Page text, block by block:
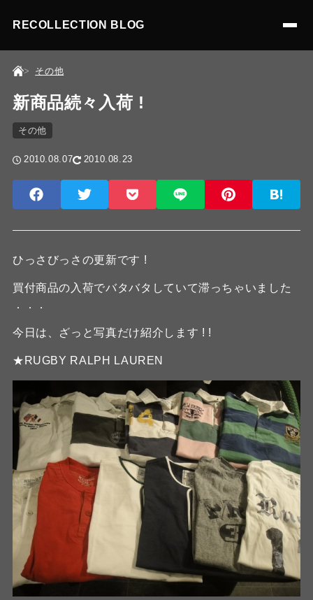
RECOLLECTION BLOG
その他
新商品続々入荷 !
その他
2010.08.07 2010.08.23
ひっさびっさの更新です !
買付商品の入荷でバタバタしていて滞っちゃいました
．．．
今日は、ざっと写真だけ紹介します ! !
★RUGBY RALPH LAUREN